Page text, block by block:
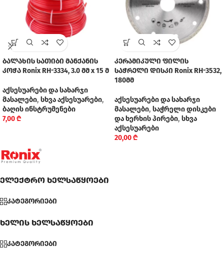
ბალახის სათიბი მანქანის
კოჭა Ronix RH-3334, 3.0 მმ x 15 მ
აქსესუარები და სახარჯი
მასალები, სხვა აქსესუარები,
ბაღის ინსტრუმენები
7,00₾
კერამიკული ფილის
საჭრელი დისკი Ronix RH-3532,
180მმ
აქსესუარები და სახარჯი
მასალები, საჭრელი დისკები
და ხერხის პირები, სხვა
აქსესუარები
20,00₾
ელექტრო ხელსაწყოები
კატეგორიები
ხელის ხელსაწყოები
კატეგორიები